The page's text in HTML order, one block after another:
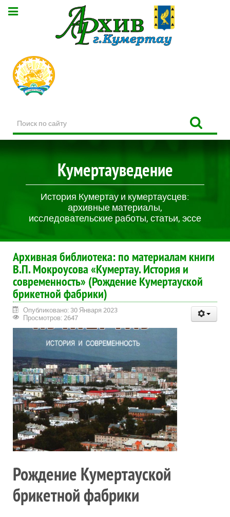
по
сайту
Кумертауведение
История Кумертау и кумертаусцев:
архивные материалы,
исследовательские работы, статьи, эссе
Архивная библиотека: по материалам книги
В.П. Мокроусова «Кумертау. История и
современность» (Рождение Кумертауской
брикетной фабрики)
Опубликовано: 30 Января 2023
Просмотров: 2647
Рождение Кумертауской
брикетной фабрики